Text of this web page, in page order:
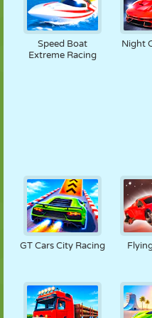
Speed Boat
Extreme Racing
Night
GT Cars City Racing